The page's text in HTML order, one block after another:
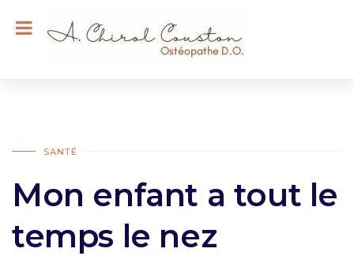
SANTÉ
Mon enfant a tout le
temps le nez